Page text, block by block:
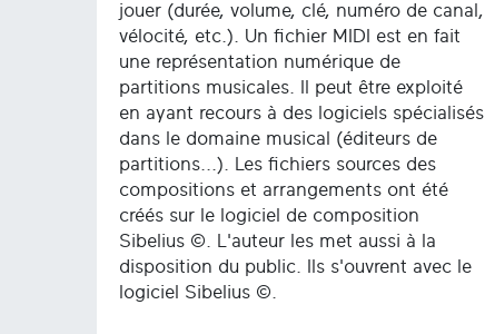
jouer (durée, volume, clé, numéro de canal,
vélocité, etc.). Un fichier MIDI est en fait
une représentation numérique de
partitions musicales. Il peut être exploité
en ayant recours à des logiciels spécialisés
dans le domaine musical (éditeurs de
partitions...). Les fichiers sources des
compositions et arrangements ont été
créés sur le logiciel de composition
Sibelius ©. L'auteur les met aussi à la
disposition du public. Ils s'ouvrent avec le
logiciel Sibelius ©.